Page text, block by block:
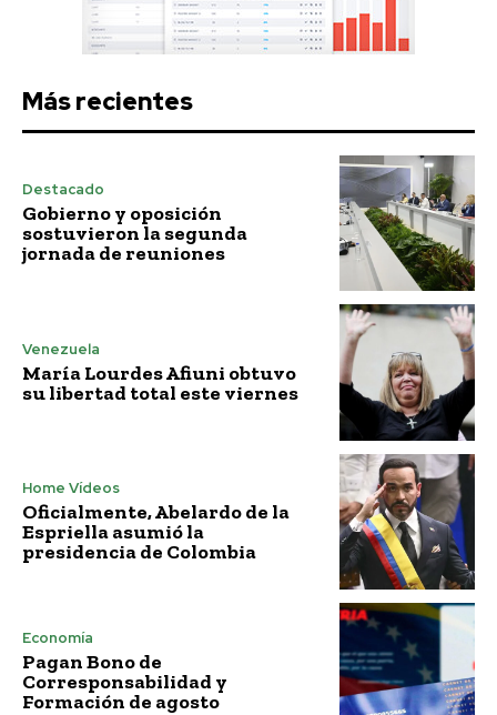
Más recientes
Destacado
Gobierno y oposición
sostuvieron la segunda
jornada de reuniones
Venezuela
María Lourdes Afiuni obtuvo
su libertad total este viernes
Home Vídeos
Oficialmente, Abelardo de la
Espriella asumió la
presidencia de Colombia
Economía
Pagan Bono de
Corresponsabilidad y
Formación de agosto